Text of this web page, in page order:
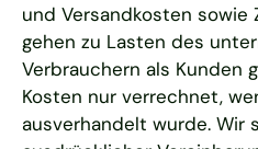
und Versandkosten sowie
gehen zu Lasten des
Verbrauchern als Kunden
Kosten nur verrechnet,
ausverhandelt wurde. Wir